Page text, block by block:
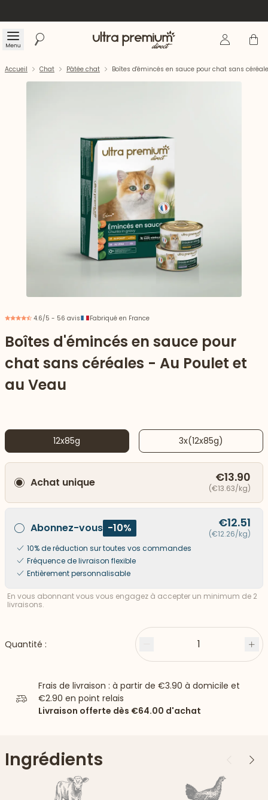
Menu Rechercher Accueil Se Panier
vers le bas
Accueil Chat Pâtée chat Boîtes d'émincés en sauce pour chat sans
4.6/5 - 56 avis Fabriqué en France
Boîtes d'émincés en sauce pour
chat sans céréales - Au Poulet et
au Veau
12x85g 3x(12x85g)
Achat unique €13.90
(€13.63/kg)
Abonnez-vous -10% €12.51
(€12.26/kg)
10% de réduction sur toutes vos commandes
Fréquence de livraison flexible
Entièrement personnalisable
En vous abonnant vous vous engagez à accepter un minimum de 2
livraisons.
Quantité : Moins 1
Frais de livraison : à partir de €3.90 à domicile et
€2.90 en point relais
Livraison offerte dès €64.00 d'achat
Ingrédients Précédent